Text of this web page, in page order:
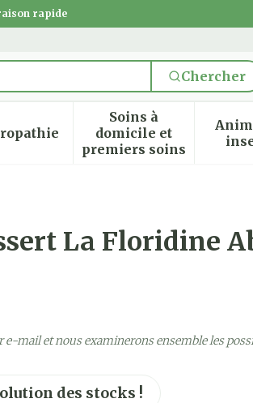
rapide
Chercher
& vitamines
Grossesse et enfants
pour la catégorie Vitalité 50+
Afficher le sous-menu pour la
Soins à
domicile et
premiers soins
Afficher le sous-
La Floridine
des stocks !
e-mail et nous examinerons ensemble les